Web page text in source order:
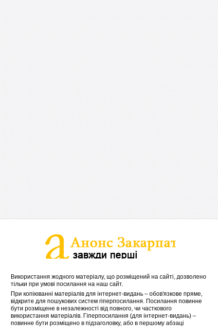
Використання жодного матеріалу, що розміщений на сайті, дозволено
тільки при умові посилання на наш сайт.
При копіюванні матеріалів для інтернет-видань – обов'язкове пряме,
відкрите для пошукових систем гіперпосилання. Посилання повинне
бути розміщене в незалежності від повного, чи часткового
використання матеріалів. Гіперпосилання (для інтернет-видань) –
повинне бути розміщено в підзаголовку, або в першому абзаці